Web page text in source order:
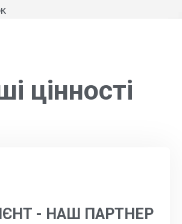
цінності
- НАШ ПАРТНЕР